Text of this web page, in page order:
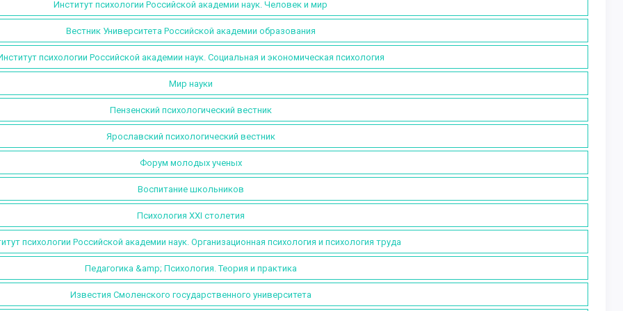
Институт психологии Российской академии наук. Человек и мир
Вестник Университета Российской академии образования
психологии Российской академии наук. Социальная и экономическая психология
Мир науки
Пензенский психологический вестник
Ярославский психологический вестник
Форум молодых ученых
Воспитание школьников
Психология XXI столетия
психологии Российской академии наук. Организационная психология и психология труда
Педагогика &amp; Психология. Теория и практика
Известия Смоленского государственного университета